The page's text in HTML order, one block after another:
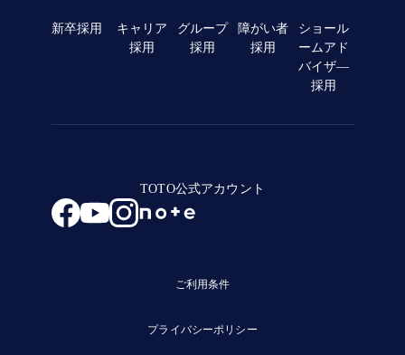
新卒採用
キャリア
採用
グループ
採用
障がい者
採用
ショール
ームアド
バイザ―
採用
TOTO公式アカウント
ご利用条件
プライバシーポリシー